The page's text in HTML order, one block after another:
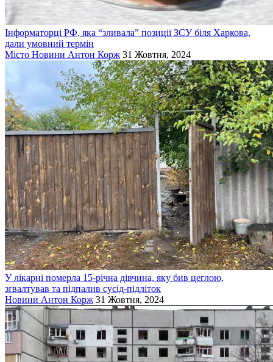
Інформаторці РФ, яка “зливала” позиції ЗСУ біля Харкова,
дали умовний термін
Місто Новини Антон Корж 31 Жовтня, 2024
У лікарні померла 15-річна дівчина, яку бив цеглою,
зґвалтував та підпалив сусід-підліток
Новини Антон Корж 31 Жовтня, 2024